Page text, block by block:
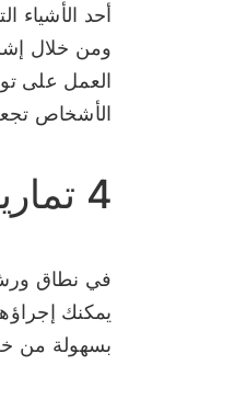
أحد الأشياء
ومن خلال
العمل على
الأشخاص
4 تمارين ورشة عمل مختلفة
في نطاق ورش
يمكنك
بسهولة من